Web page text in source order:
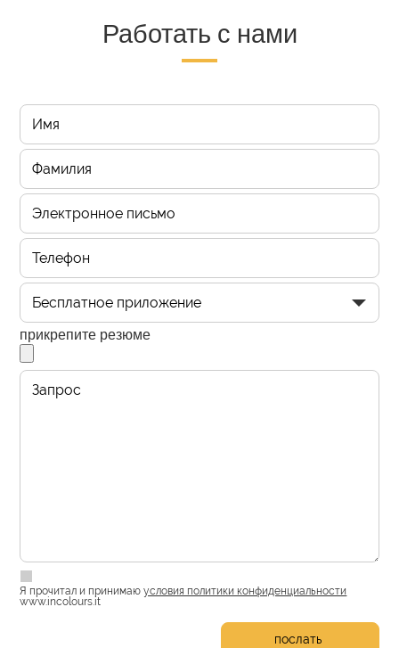
Работать с нами
прикрепите резюме
Я прочитал и принимаюусловия политики конфиденциальности
www.incolours.it
послать